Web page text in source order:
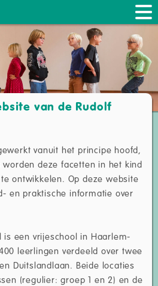
van de Rudolf
vanuit het principe hoofd,
deze facetten in het kind
ontwikkelen. Op deze website
en praktische informatie over
is een vrijeschool in Haarlem-
leerlingen verdeeld over twee
Duitslandlaan. Beide locaties
(regulier: groep 1 en 2) en de